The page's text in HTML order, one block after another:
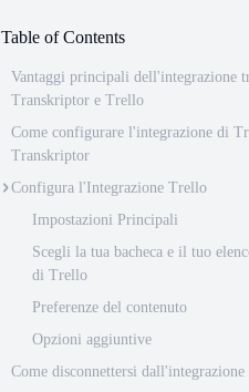
Table of Contents
Vantaggi principali dell'integrazione
Transkriptor e Trello
Come configurare l'integrazione di
Transkriptor
Configura l'Integrazione Trello
Impostazioni Principali
Scegli la tua bacheca e il tuo
di Trello
Preferenze del contenuto
Opzioni aggiuntive
Come disconnettersi dall'integrazione